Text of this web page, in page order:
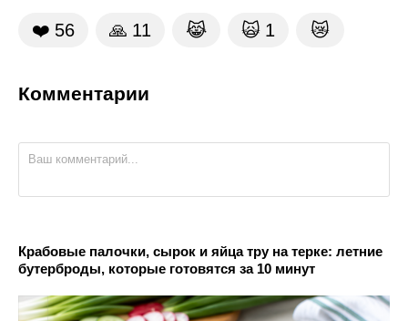
❤️ 56 🙏 11 😹 🙀 1 😿
Комментарии
Крабовые палочки, сырок и яйца тру на терке: летние
бутерброды, которые готовятся за 10 минут